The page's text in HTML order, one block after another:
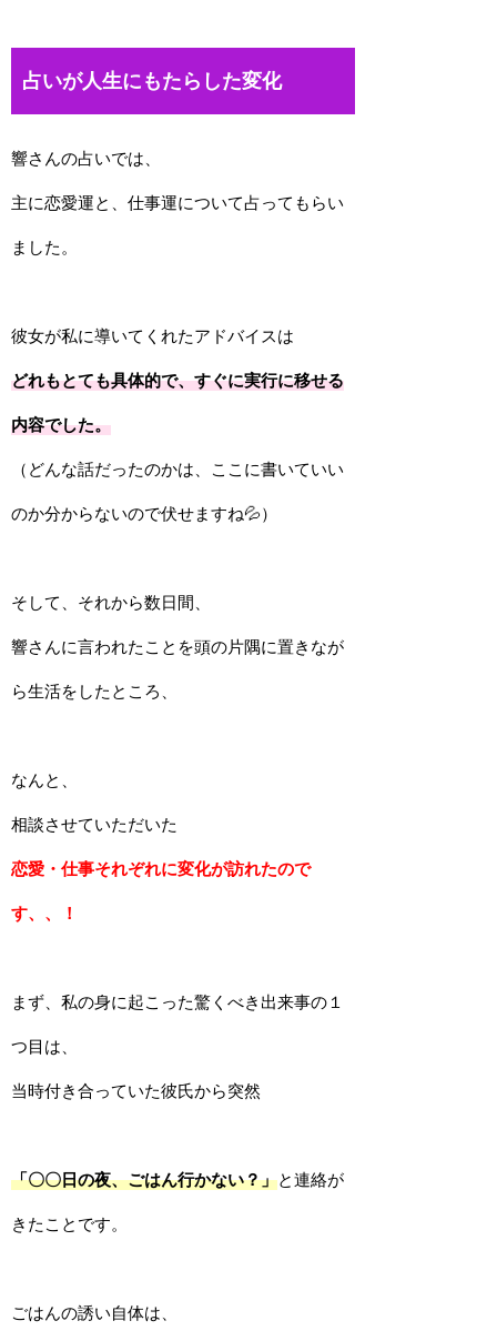
占いが人生にもたらした変化
響さんの占いでは、
主に恋愛運と、仕事運について占ってもらい
ました。
彼女が私に導いてくれたアドバイスは
どれもとても具体的で、すぐに実行に移せる
内容でした。
（どんな話だったのかは、ここに書いていい
のか分からないので伏せますね💦）
そして、それから数日間、
響さんに言われたことを頭の片隅に置きなが
ら生活をしたところ、
なんと、
相談させていただいた
恋愛・仕事それぞれに変化が訪れたので
す、、！
まず、私の身に起こった驚くべき出来事の１
つ目は、
当時付き合っていた彼氏から突然
「〇〇日の夜、ごはん行かない？」と連絡が
きたことです。
ごはんの誘い自体は、